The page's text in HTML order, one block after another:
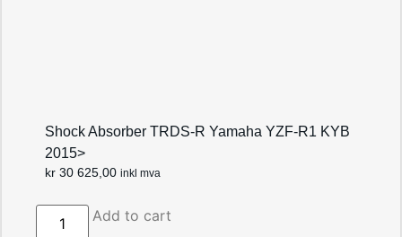
Shock Absorber TRDS-R Yamaha YZF-R1 KYB
2015>
kr 30 625,00 inkl mva
Add to cart